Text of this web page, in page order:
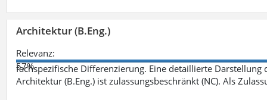
Architektur (B.Eng.)
Relevanz:
57%
fachspezifische Differenzierung. Eine detaillierte
Architektur (B.Eng.) ist zulassungsbeschränkt (NC). Als